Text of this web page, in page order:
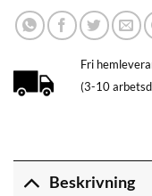
Fri
(3-10
Beskrivning